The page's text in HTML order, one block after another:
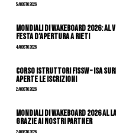
5 Agosto 2026
Mondiali di Wakeboard 2026:
festa d’apertura a Rieti
4 Agosto 2026
CORSO ISTRUTTORI FISSW – ISA
APERTE LE ISCRIZIONI
2 Agosto 2026
Mondiali di Wakeboard 2026
grazie ai nostri Partner